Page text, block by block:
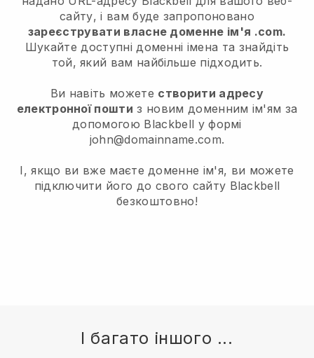
сайту, і вам буде запропоновано
зареєструвати власне доменне ім'я .com.
Шукайте доступні доменні імена та знайдіть
той, який вам найбільше підходить.
Ви навіть можете створити адресу
електронної пошти з новим доменним ім'ям за
допомогою Blackbell у формі
john@domainname.com.
І, якщо ви вже маєте доменне ім'я, ви можете
підключити його до свого сайту Blackbell
безкоштовно!
І багато іншого ...